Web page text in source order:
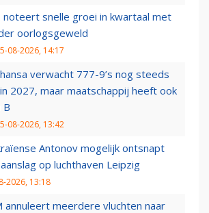
noteert snelle groei in kwartaal met
oorlogsgeweld
08-2026, 14:17
verwacht 777-9’s nog steeds
2027, maar maatschappij heeft ook
B
08-2026, 13:42
Antonov mogelijk ontsnapt
op luchthaven Leipzig
2026, 13:18
annuleert meerdere vluchten naar